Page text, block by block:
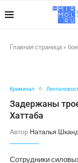
Главная страница »
Криминал Лента
Задержаны
Хаттаба
Автор Наталья
Сотрудники